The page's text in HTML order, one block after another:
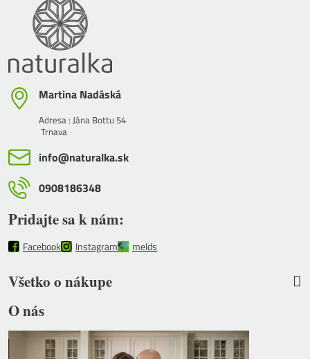
Martina Nadáská
Adresa : Jána Bottu 54
Trnava
info​@naturalka​.sk
0908186348
Pridajte sa k nám:
Facebook Instagram melds
Všetko o nákupe
O nás